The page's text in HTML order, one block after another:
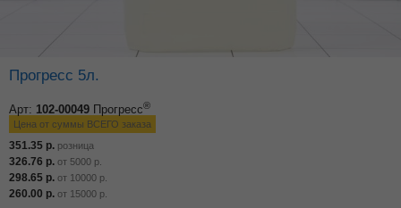
Прогресс 5л.
Арт: 102-00049 Прогресс®
Цена от суммы ВСЕГО заказа
351.35 р. розница
326.76 р. от 5000 р.
298.65 р. от 10000 р.
260.00 р. от 15000 р.